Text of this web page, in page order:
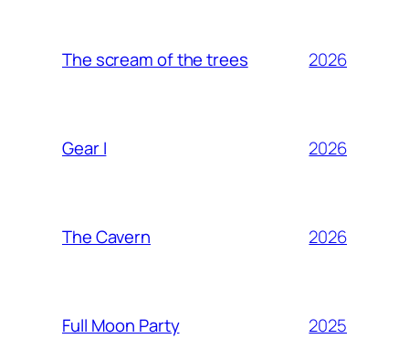
The scream of the trees 2026
Gear I 2026
The Cavern 2026
Full Moon Party 2025